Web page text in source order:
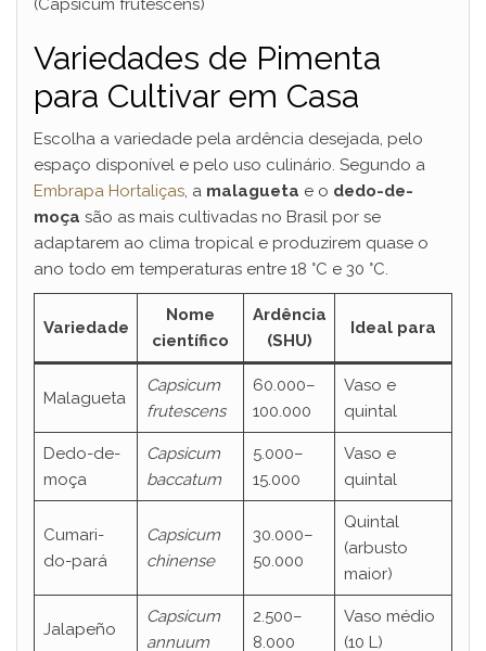
Variedades de Pimenta
para Cultivar em Casa
Escolha a variedade pela ardência desejada, pelo
espaço disponível e pelo uso culinário. Segundo a
Embrapa Hortaliças, a malagueta e o dedo-de-
moça são as mais cultivadas no Brasil por se
adaptarem ao clima tropical e produzirem quase o
ano todo em temperaturas entre 18 °C e 30 °C.
Variedade
Nome
científico
Ardência
(SHU)
Ideal para
Malagueta
Capsicum
frutescens
60.000–
100.000
Vaso e
quintal
Dedo-de-
moça
Capsicum
baccatum
5.000–
15.000
Vaso e
quintal
Cumari-
do-pará
Capsicum
chinense
30.000–
50.000
Quintal
(arbusto
maior)
Jalapeño
Capsicum
annuum
2.500–
8.000
Vaso médio
(10 L)